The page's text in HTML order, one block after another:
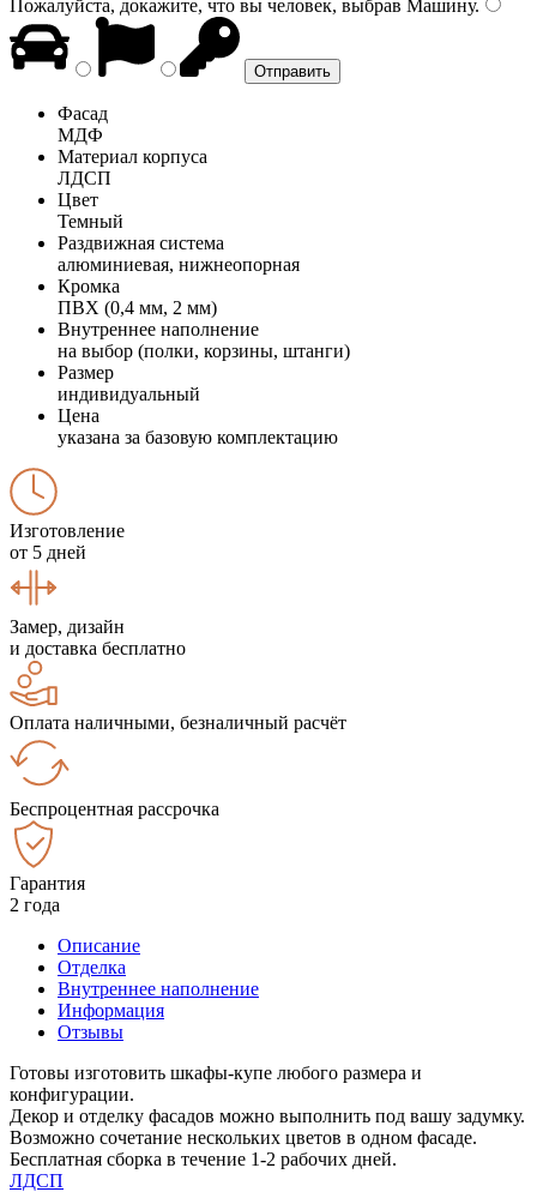
Пожалуйста, докажите, что вы человек, выбрав Машину.
Фасад
МДФ
Материал корпуса
ЛДСП
Цвет
Темный
Раздвижная система
алюминиевая, нижнеопорная
Кромка
ПВХ (0,4 мм, 2 мм)
Внутреннее наполнение
на выбор (полки, корзины, штанги)
Размер
индивидуальный
Цена
указана за базовую комплектацию
Изготовление
от 5 дней
Замер, дизайн
и доставка бесплатно
Оплата наличными, безналичный расчёт
Беспроцентная рассрочка
Гарантия
2 года
Описание
Отделка
Внутреннее наполнение
Информация
Отзывы
Готовы изготовить шкафы-купе любого размера и
конфигурации.
Декор и отделку фасадов можно выполнить под вашу задумку.
Возможно сочетание нескольких цветов в одном фасаде.
Бесплатная сборка в течение 1-2 рабочих дней.
ЛДСП